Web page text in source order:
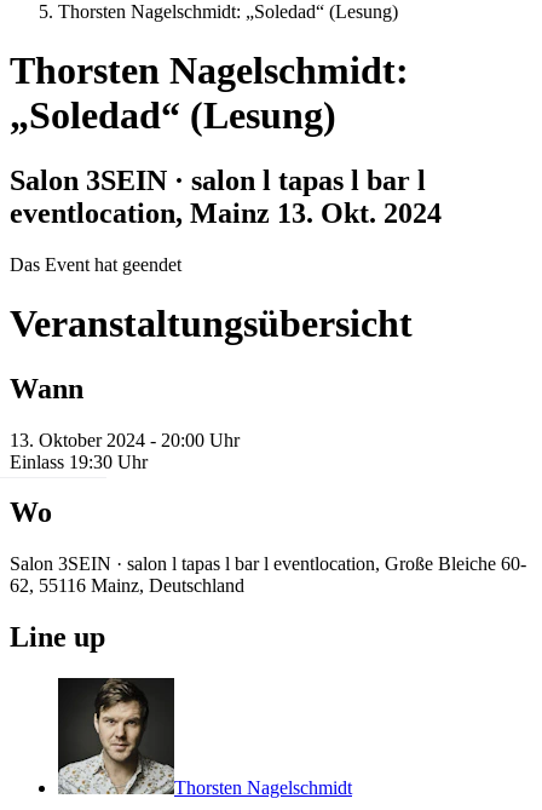
Thorsten Nagelschmidt: „Soledad“ (Lesung)
Thorsten Nagelschmidt:
„Soledad“ (Lesung)
Salon 3SEIN · salon l tapas l bar l
eventlocation, Mainz 13. Okt. 2024
Das Event hat geendet
Veranstaltungsübersicht
Wann
13. Oktober 2024 - 20:00 Uhr
Einlass 19:30 Uhr
Wo
Salon 3SEIN · salon l tapas l bar l eventlocation, Große Bleiche 60-
62, 55116 Mainz, Deutschland
Line up
Thorsten Nagelschmidt